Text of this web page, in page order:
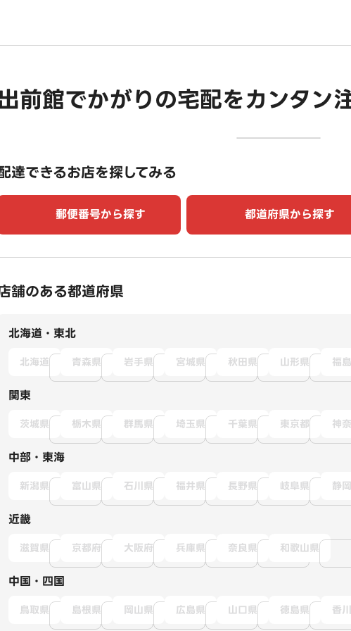
前館でかがりの宅配をカンタン
達できるお店を探してみる
郵便番号から探す 都道府県から探す
舗のある都道府県
北海道・東北
北海道 青森県 岩手県 宮城県 秋田県 山形県 福
関東
茨城県 栃木県 群馬県 埼玉県 千葉県 東京都 神
中部・東海
新潟県 富山県 石川県 福井県 長野県 岐阜県 静
近畿
滋賀県 京都府 大阪府 兵庫県 奈良県 和歌山県
中国・四国
鳥取県 島根県 岡山県 広島県 山口県 徳島県 香